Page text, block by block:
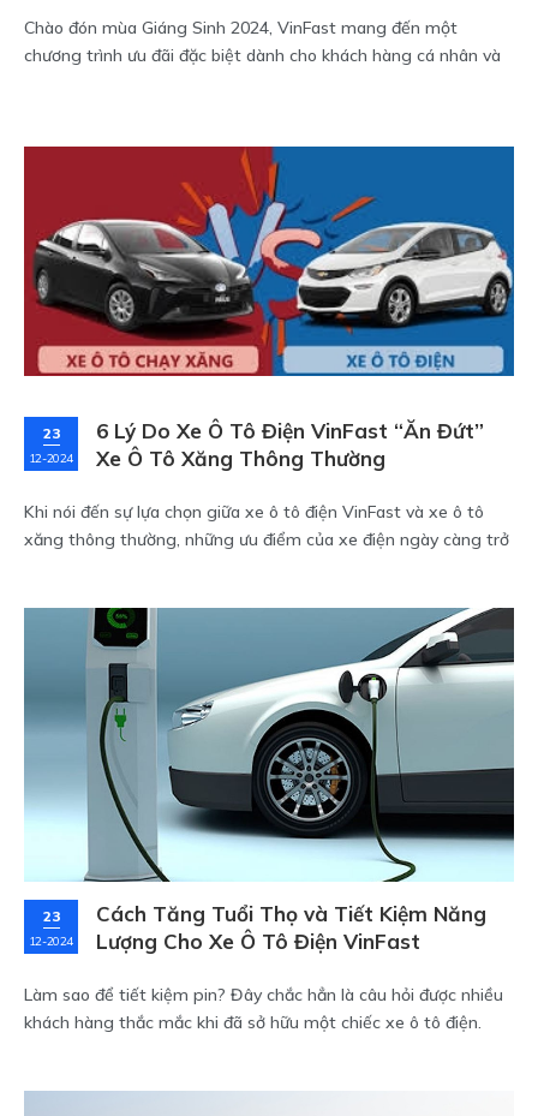
Chào đón mùa Giáng Sinh 2024, VinFast mang đến một
chương trình ưu đãi đặc biệt dành cho khách hàng cá nhân và
23
12-2024
6 Lý Do Xe Ô Tô Điện VinFast “Ăn Đứt”
Xe Ô Tô Xăng Thông Thường
Khi nói đến sự lựa chọn giữa xe ô tô điện VinFast và xe ô tô
xăng thông thường, những ưu điểm của xe điện ngày càng trở
23
12-2024
Cách Tăng Tuổi Thọ và Tiết Kiệm Năng
Lượng Cho Xe Ô Tô Điện VinFast
Làm sao để tiết kiệm pin? Đây chắc hẳn là câu hỏi được nhiều
khách hàng thắc mắc khi đã sở hữu một chiếc xe ô tô điện.